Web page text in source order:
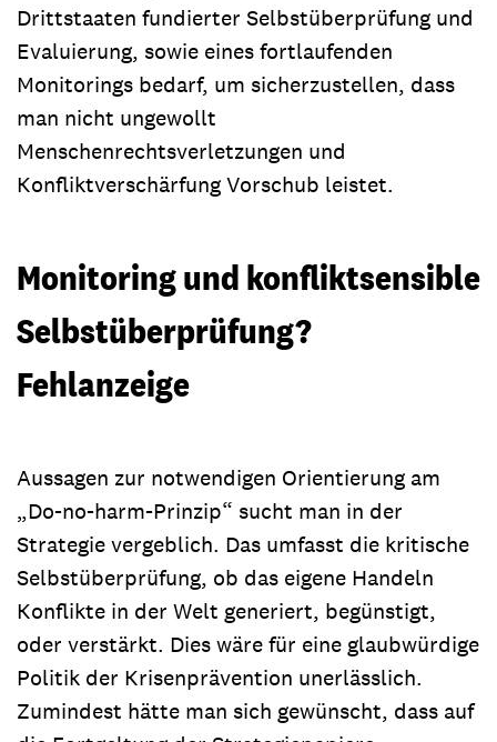
Drittstaaten fundierter Selbstüberprüfung und
Evaluierung, sowie eines fortlaufenden
Monitorings bedarf, um sicherzustellen, dass
man nicht ungewollt
Menschenrechtsverletzungen und
Konfliktverschärfung Vorschub leistet.
Monitoring und konfliktsensible
Selbstüberprüfung?
Fehlanzeige
Aussagen zur notwendigen Orientierung am
„Do-no-harm-Prinzip“ sucht man in der
Strategie vergeblich. Das umfasst die kritische
Selbstüberprüfung, ob das eigene Handeln
Konflikte in der Welt generiert, begünstigt,
oder verstärkt. Dies wäre für eine glaubwürdige
Politik der Krisenprävention unerlässlich.
Zumindest hätte man sich gewünscht, dass auf